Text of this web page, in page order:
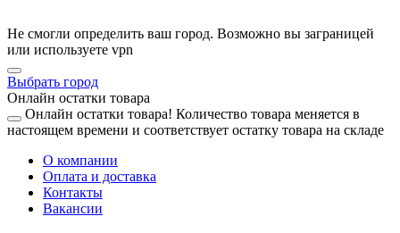
Не смогли определить ваш город. Возможно вы заграницей
или используете vpn
Выбрать город
Онлайн остатки товара
Онлайн остатки товара! Количество товара меняется в
настоящем времени и соответствует остатку товара на складе
О компании
Оплата и доставка
Контакты
Вакансии